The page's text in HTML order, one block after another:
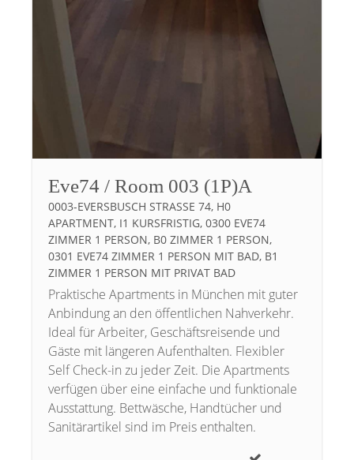
Eve74 / Room 003 (1P)A
0003-EVERSBUSCH STRASSE 74, H0 A
PARTMENT, I1 KURSFRISTIG, 0300 EVE74 Z
IMMER 1 PERSON, B0 ZIMMER 1 PERSON, 0
301 EVE74 ZIMMER 1 PERSON MIT BAD, B1 Z
IMMER 1 PERSON MIT PRIVAT BAD
Praktische Apartments in München mit guter
Anbindung an den öffentlichen Nahverkehr.
Ideal für Arbeiter, Geschäftsreisende und
Gäste mit längeren Aufenthalten. Flexibler
Self Check-in zu jeder Zeit. Die Apartments
verfügen über eine einfache und funktionale
Ausstattung. Bettwäsche, Handtücher und
Sanitärartikel sind im Preis enthalten.